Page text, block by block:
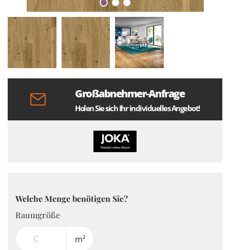
Großabnehmer-Anfrage
Holen Sie sich Ihr individuelles Angebot!
Welche Menge benötigen Sie?
Raumgröße
m²